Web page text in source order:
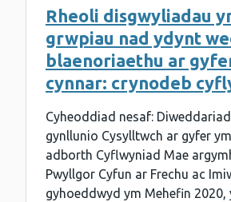
Rheoli disgwyliadau
grwpiau nad ydynt
blaenoriaethu ar
cynnar: crynodeb
Cyheoddiad nesaf:
gynllunio Cysylltwch ar gyfer
adborth Cyflwyniad Mae
Pwyllgor Cyfun ar Frechu ac
gyhoeddwyd ym Mehefin 2020,